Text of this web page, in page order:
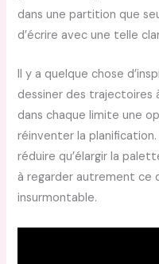
dans une partition que
d’écrire avec une telle
Il y a quelque chose
dessiner des trajectoires
dans chaque limite une
réinventer la
réduire qu’élargir la
à regarder autrement ce
insurmontable.